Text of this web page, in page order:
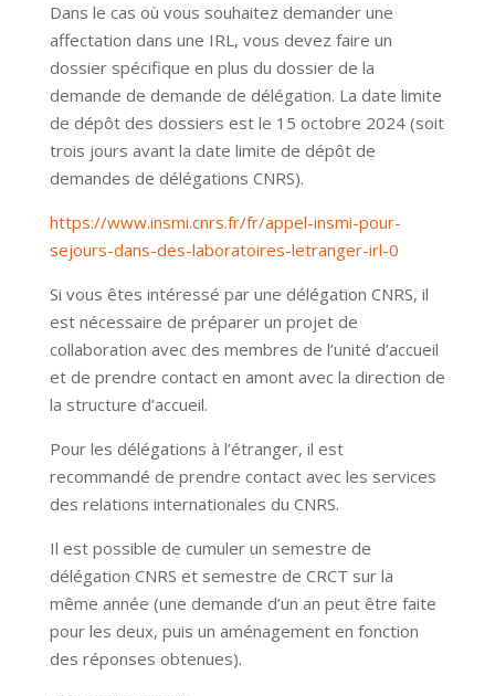
Dans le cas où vous souhaitez demander une
affectation dans une IRL, vous devez faire un
dossier spécifique en plus du dossier de la
demande de demande de délégation. La date limite
de dépôt des dossiers est le 15 octobre 2024 (soit
trois jours avant la date limite de dépôt de
demandes de délégations CNRS).
https://www.insmi.cnrs.fr/fr/appel-insmi-pour-
sejours-dans-des-laboratoires-letranger-irl-0
Si vous êtes intéressé par une délégation CNRS, il
est nécessaire de préparer un projet de
collaboration avec des membres de l’unité d’accueil
et de prendre contact en amont avec la direction de
la structure d’accueil.
Pour les délégations à l’étranger, il est
recommandé de prendre contact avec les services
des relations internationales du CNRS.
Il est possible de cumuler un semestre de
délégation CNRS et semestre de CRCT sur la
même année (une demande d’un an peut être faite
pour les deux, puis un aménagement en fonction
des réponses obtenues).